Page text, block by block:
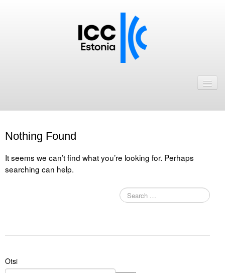
ICC Eesti liikmebaas
Liikmete pakkumised
Publikatsioonid
Nothing Found
It seems we can’t find what you’re looking for. Perhaps
searching can help.
Otsi